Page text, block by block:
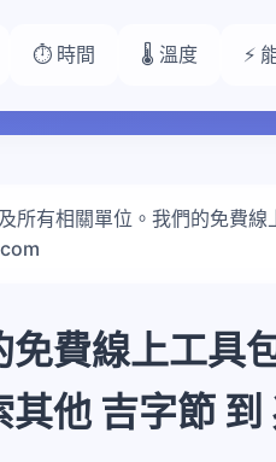
⏱️ 時間 🌡️ 溫度 ⚡
及所有相關單位。我們的免費
費線上工具
他 吉字節 到